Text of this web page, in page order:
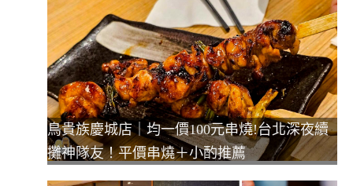
鳥貴族慶城店｜均一價100元串燒!台北深夜續
攤神隊友！平價串燒＋小酌推薦